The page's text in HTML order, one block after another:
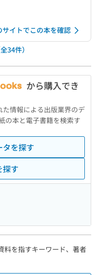
イトでこの本を確認
34件）
から購入でき
た情報による出版業界のデ
の本と電子書籍を検索す
タを探す
探す
料を指すキーワード、著者